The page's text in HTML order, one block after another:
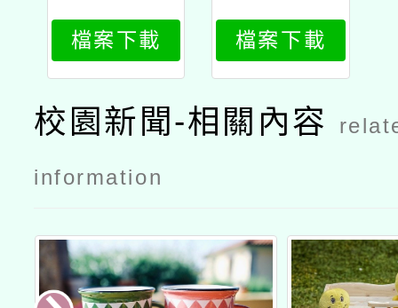
國小學生英
語學習成效
獎勵計畫
檔案下載
國小學生英
語學習成效
獎勵計畫英
語線上學習
平臺coolen
檔案下載
校園新聞-相關內容
information